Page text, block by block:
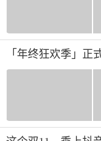
「年终狂欢季」正